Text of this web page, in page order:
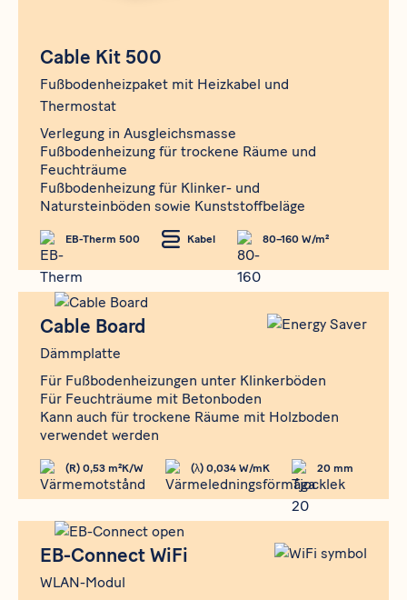
Cable Kit 500
Fußbodenheizpaket mit Heizkabel und
Thermostat
Verlegung in Ausgleichsmasse
Fußbodenheizung für trockene Räume und
Feuchträume
Fußbodenheizung für Klinker- und
Natursteinböden sowie Kunststoffbeläge
EB-Therm 500 Kabel 80–160 W/m²
Produkt
Cable Board
Dämmplatte
Für Fußbodenheizungen unter Klinkerböden
Für Feuchträume mit Betonboden
Kann auch für trockene Räume mit Holzboden
verwendet werden
(R) 0,53 m²K/W (λ) 0,034 W/mK 20 mm
Cable Board
Produkt
EB-Connect WiFi
WLAN-Modul
EB-Connect WiFi